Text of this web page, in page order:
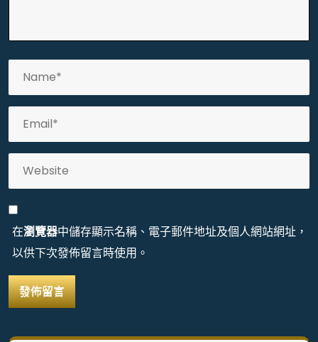
在瀏覽器中儲存顯示名稱、電子郵件地址及個人網站網址，
以供下次發佈留言時使用。